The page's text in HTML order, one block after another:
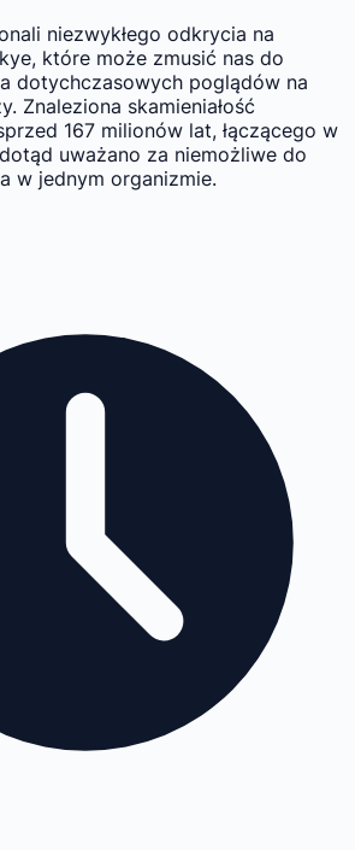
niezwykłego odkrycia na
które może zmusić nas do
dotychczasowych poglądów na
Znaleziona skamieniałość
167 milionów lat, łączącego w
uważano za niemożliwe do
w jednym organizmie.